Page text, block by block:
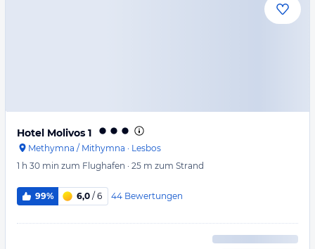
Hotel Molivos 1
Methymna / Mithymna · Lesbos
1 h 30 min zum Flughafen · 25 m zum Strand
99% 6,0 / 6 44 Bewertungen